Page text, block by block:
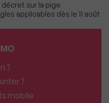
sur la pige
applicables dès le 11 août
?
?
mobile